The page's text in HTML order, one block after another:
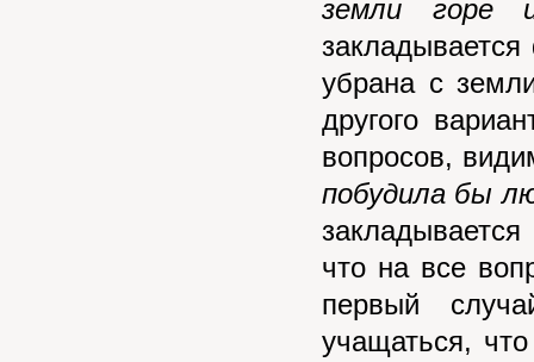
земли горе и
убрана с
другого
вопросов,
побудила бы
что на все
первый
учащаться,